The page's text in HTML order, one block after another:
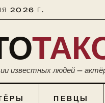
2026 Г.
известных людей —
ПЕВЦЫ